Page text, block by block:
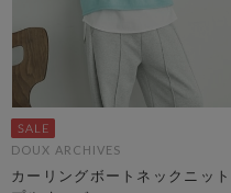
DOUX ARCHIVES
カーリングボートネックニット